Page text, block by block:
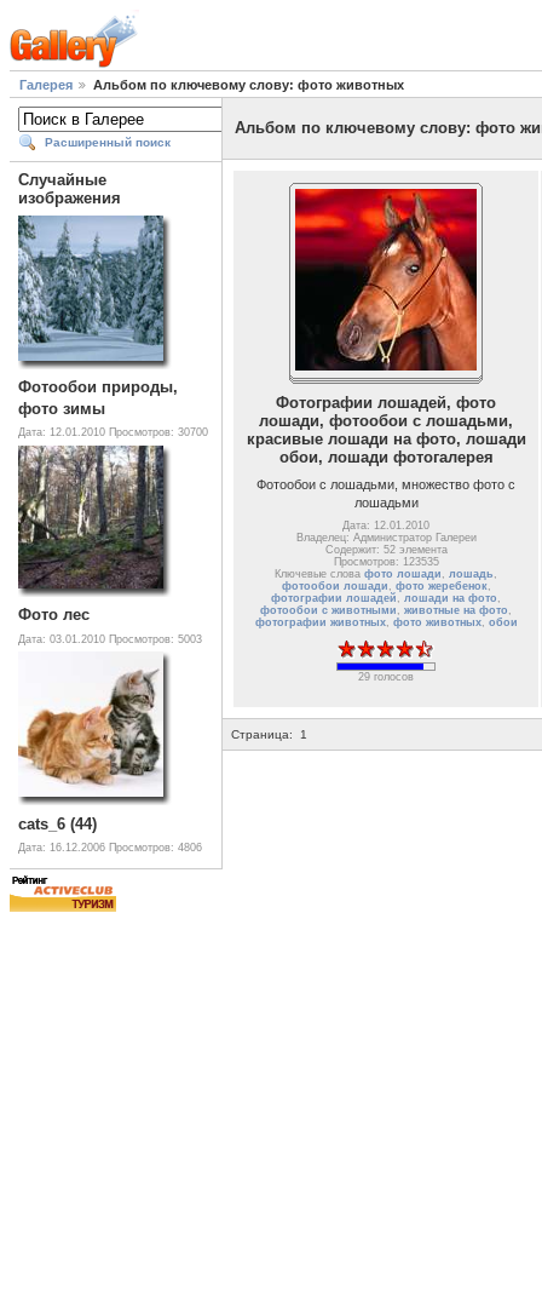
Галерея Альбом по ключевому слову: фото животных
Расширенный поиск
Случайные
изображения
Фотообои природы,
фото зимы
Дата: 12.01.2010 Просмотров: 30700
Фото лес
Дата: 03.01.2010 Просмотров: 5003
cats_6 (44)
Дата: 16.12.2006 Просмотров: 4806
Альбом по ключевому слову: фото
Фотографии лошадей, фото
лошади, фотообои с лошадьми,
красивые лошади на фото, лошади
обои, лошади фотогалерея
Фотообои с лошадьми, множество фото с
лошадьми
Дата: 12.01.2010
Владелец: Администратор Галереи
Содержит: 52 элемента
Просмотров: 123535
Ключевые слова фото лошади , лошадь ,
фотообои лошади , фото жеребенок,
фотографии лошадей , лошади на фото ,
фотообои с животными , животные на фото ,
фотографии животных, фото животных, обои
29 голосов
Страница: 1